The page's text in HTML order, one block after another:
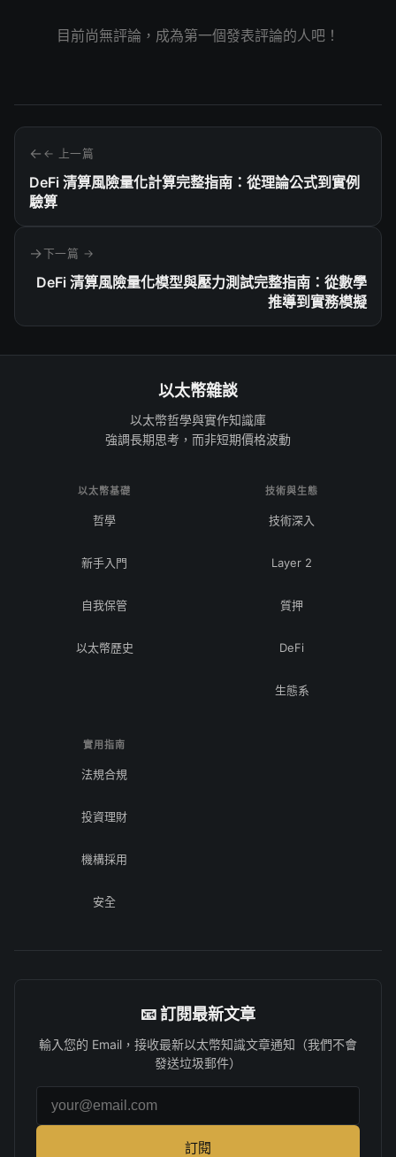
目前尚無評論，成為第一個發表評論的人吧！
← 上一篇
DeFi 清算風險量化計算完整指南：從理論公式到實例
驗算
下一篇 →
DeFi 清算風險量化模型與壓力測試完整指南：從數學
推導到實務模擬
以太幣雜談
以太幣哲學與實作知識庫
強調長期思考，而非短期價格波動
以太幣基礎
哲學
新手入門
自我保管
以太幣歷史
技術與生態
技術深入
Layer 2
質押
DeFi
生態系
實用指南
法規合規
投資理財
機構採用
安全
📧 訂閱最新文章
輸入您的 Email，接收最新以太幣知識文章通知（我們不會
發送垃圾郵件）
電子郵件地址
訂閱